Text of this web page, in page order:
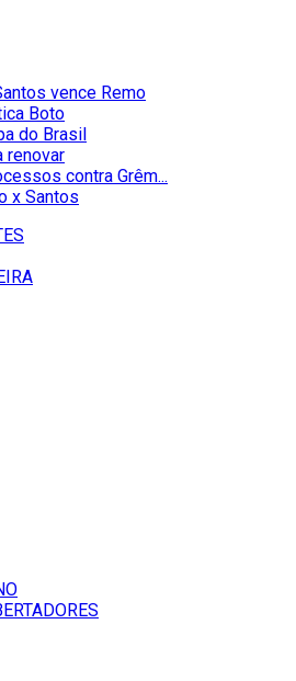
vence Remo
Boto
do Brasil
renovar
contra Grêm...
x Santos